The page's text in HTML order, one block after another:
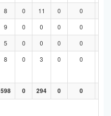
8 0 11 0 0
9 0 0 0 0
5 0 0 0 0
8 0 3 0 0
598 0 294 0 0